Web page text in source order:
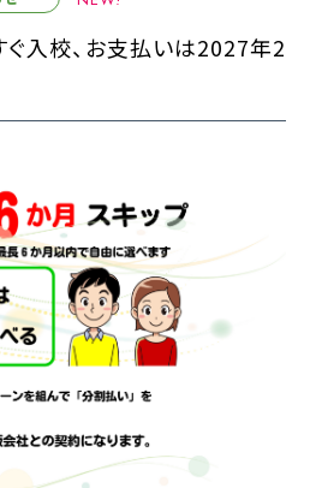
ぐ入校、お支払いは2027年2